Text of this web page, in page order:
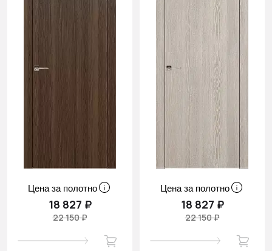
Цена за полотно
18 827 ₽
22 150 ₽
Цена за полотно
18 827 ₽
22 150 ₽